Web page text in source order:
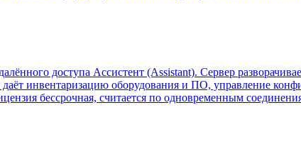
доступа Ассистент (Assistant). Сервер
инвентаризацию оборудования и ПО, управление
бессрочная, считается по одновременным